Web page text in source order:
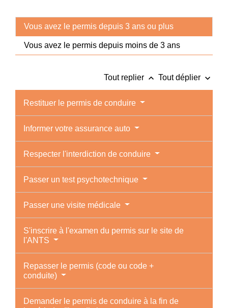
Vous avez le permis depuis 3 ans ou plus
Vous avez le permis depuis moins de 3 ans
Tout replier keyboard_arrow_up Tout déplier keyboard_arrow_down
Restituer le permis de conduire
Informer votre assurance auto
Respecter l'interdiction de conduire
Passer un test psychotechnique
Passer une visite médicale
S'inscrire à l'examen du permis sur le site de
l'ANTS
Repasser le permis (code ou code +
conduite)
Demander le permis de conduire à la fin de